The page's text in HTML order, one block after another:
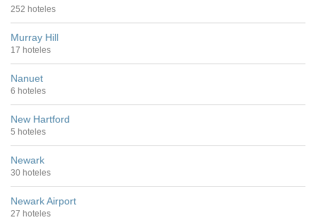
252 hoteles
Murray Hill
17 hoteles
Nanuet
6 hoteles
New Hartford
5 hoteles
Newark
30 hoteles
Newark Airport
27 hoteles